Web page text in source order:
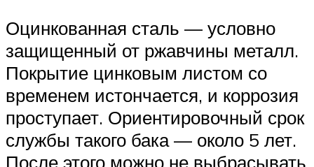
Оцинкованная сталь — условно
защищенный от ржавчины металл.
Покрытие цинковым листом со
временем истончается, и коррозия
проступает. Ориентировочный срок
службы такого бака — около 5 лет.
После этого можно не выбрасывать